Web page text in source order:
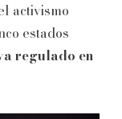
activismo
estados
regulado en